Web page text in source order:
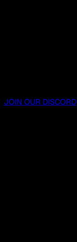
JOIN OUR DISCORD